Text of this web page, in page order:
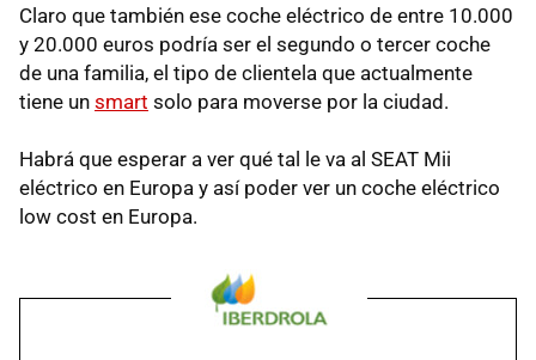
Claro que también ese coche eléctrico de entre 10.000
y 20.000 euros podría ser el segundo o tercer coche
de una familia, el tipo de clientela que actualmente
tiene un smart solo para moverse por la ciudad.
Habrá que esperar a ver qué tal le va al SEAT Mii
eléctrico en Europa y así poder ver un coche eléctrico
low cost en Europa.